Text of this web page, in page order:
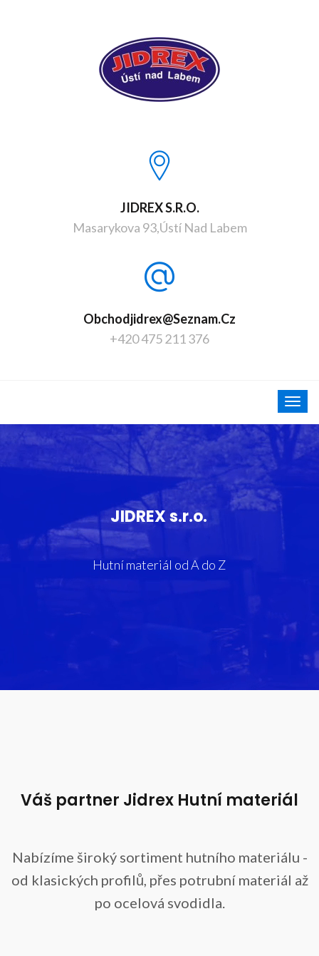
JIDREX S.r.o.
Masarykova 93,Ústí Nad Labem
Obchodjidrex@seznam.cz
+420 475 211 376
JIDREX s.r.o.
Hutní materiál od A do Z
Váš partner Jidrex Hutní materiál
Nabízíme široký sortiment hutního materiálu -
od klasických profilů, přes potrubní materiál až
po ocelová svodidla.